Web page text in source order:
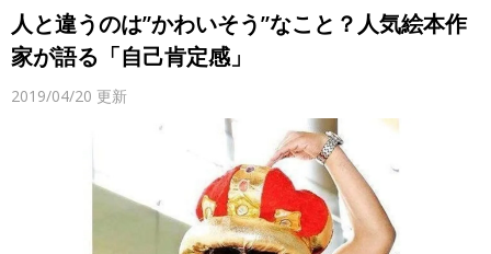
人と違うのは”かわいそう”なこと？人気絵本作
家が語る「自己肯定感」
2019/04/20 更新